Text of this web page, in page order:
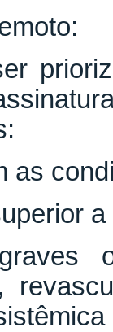
as